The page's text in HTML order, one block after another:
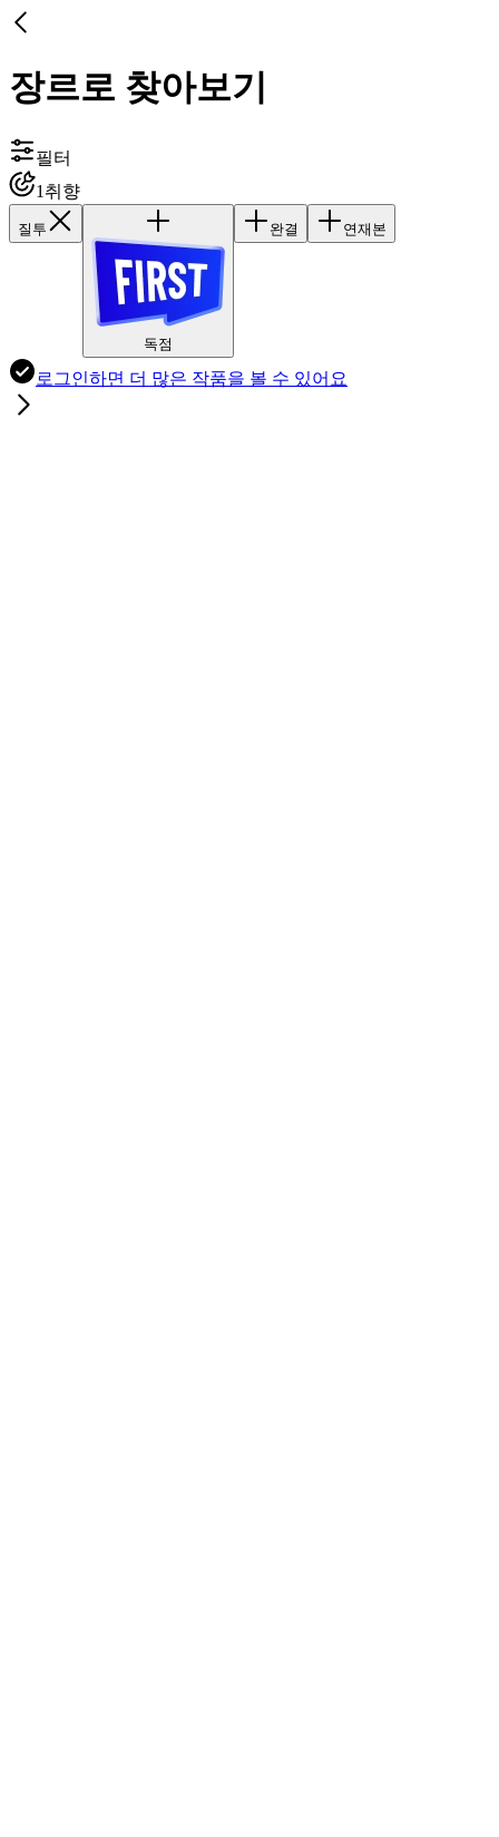
장르로 찾아보기
필터
1 취향
질투
독점
완결 연재본
로그인하면 더 많은 작품을 볼 수 있어요